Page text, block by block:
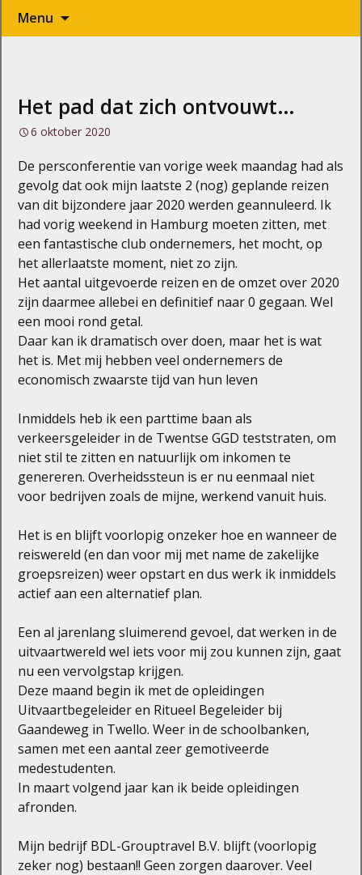
Menu
Het pad dat zich ontvouwt…
6 oktober 2020
De persconferentie van vorige week maandag had als
gevolg dat ook mijn laatste 2 (nog) geplande reizen
van dit bijzondere jaar 2020 werden geannuleerd. Ik
had vorig weekend in Hamburg moeten zitten, met
een fantastische club ondernemers, het mocht, op
het allerlaatste moment, niet zo zijn.
Het aantal uitgevoerde reizen en de omzet over 2020
zijn daarmee allebei en definitief naar 0 gegaan. Wel
een mooi rond getal.
Daar kan ik dramatisch over doen, maar het is wat
het is. Met mij hebben veel ondernemers de
economisch zwaarste tijd van hun leven
Inmiddels heb ik een parttime baan als
verkeersgeleider in de Twentse GGD teststraten, om
niet stil te zitten en natuurlijk om inkomen te
genereren. Overheidssteun is er nu eenmaal niet
voor bedrijven zoals de mijne, werkend vanuit huis.
Het is en blijft voorlopig onzeker hoe en wanneer de
reiswereld (en dan voor mij met name de zakelijke
groepsreizen) weer opstart en dus werk ik inmiddels
actief aan een alternatief plan.
Een al jarenlang sluimerend gevoel, dat werken in de
uitvaartwereld wel iets voor mij zou kunnen zijn, gaat
nu een vervolgstap krijgen.
Deze maand begin ik met de opleidingen
Uitvaartbegeleider en Ritueel Begeleider bij
Gaandeweg in Twello. Weer in de schoolbanken,
samen met een aantal zeer gemotiveerde
medestudenten.
In maart volgend jaar kan ik beide opleidingen
afronden.
Mijn bedrijf BDL-Grouptravel B.V. blijft (voorlopig
zeker nog) bestaan!! Geen zorgen daarover. Veel